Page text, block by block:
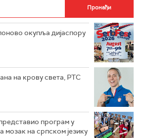
окупља дијаспору
на крову света, РТС
програм у
мозак на српском језику